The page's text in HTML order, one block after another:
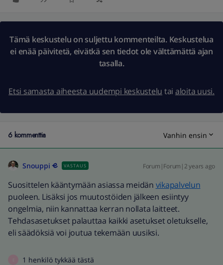
Tämä keskustelu on suljettu kommenteilta. Keskustelua
ei enää päivitetä, eivätkä sen tiedot ole välttämättä ajan
tasalla.
Etsi samasta aiheesta uudempi keskustelu tai aloita uusi.
6 kommenttia Vanhin ensin
Snouppi VASTAUS Forum|Forum|2 years ago
Suosittelen kääntymään asiassa meidän vikapalvelun
puoleen. Lisäksi jos muutostöiden jälkeen esiintyy
ongelmia, niin kannattaa kerran nollata laitteet.
Tehdasasetukset palauttaa kaikki asetukset oletukselle,
eli säädöksiä voi joutua tekemään uusiksi.
1 henkilö tykkää tästä